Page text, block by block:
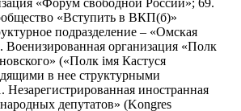
«Вступить в ВКП(б)»
подразделение – «Омская
организация «Полк
(«Полк iмя Кастуся
в нее структурными
Незарегистрированная иностранная
депутатов» (Kongres